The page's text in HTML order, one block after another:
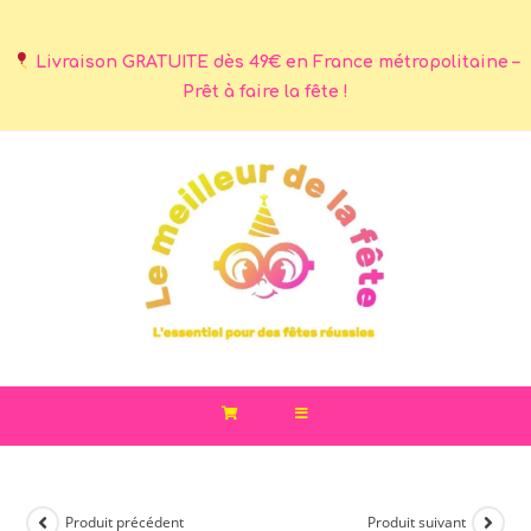
Livraison GRATUITE dès 49€ en France métropolitaine –
Prêt à faire la fête !
Produit précédent Produit suivant